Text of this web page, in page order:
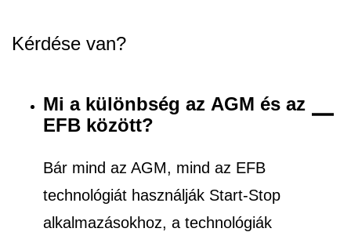
Kérdése van?
Mi a különbség az AGM és az
EFB között?
Bár mind az AGM, mind az EFB
technológiát használják Start-Stop
alkalmazásokhoz, a technológiák